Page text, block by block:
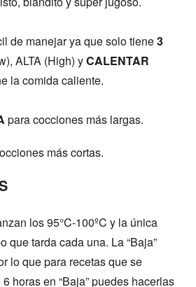
de manejar ya que solo tiene3
ALTA (High) yCALENTAR
la comida caliente.
para cocciones más largas.
más cortas.
los 95°C-100ºC y la única
que tarda cada una. La “Baja”
lo que para recetas que se
horas en “Baja” puedes hacerlas